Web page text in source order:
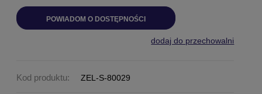
POWIADOM O DOSTĘPNOŚCI
dodaj do przechowalni
Kod produktu: ZEL-S-80029